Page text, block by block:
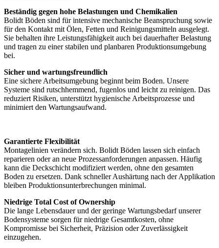
Beständig gegen hohe Belastungen und Chemikalien
Bolidt Böden sind für intensive mechanische Beanspruchung sowie
für den Kontakt mit Ölen, Fetten und Reinigungsmitteln ausgelegt.
Sie behalten ihre Leistungsfähigkeit auch bei dauerhafter Belastung
und tragen zu einer stabilen und planbaren Produktionsumgebung
bei.
Sicher und wartungsfreundlich
Eine sichere Arbeitsumgebung beginnt beim Boden. Unsere
Systeme sind rutschhemmend, fugenlos und leicht zu reinigen. Das
reduziert Risiken, unterstützt hygienische Arbeitsprozesse und
minimiert den Wartungsaufwand.
Garantierte Flexibilität
Montagelinien verändern sich. Bolidt Böden lassen sich einfach
reparieren oder an neue Prozessanforderungen anpassen. Häufig
kann die Deckschicht modifiziert werden, ohne den gesamten
Boden zu ersetzen. Dank schneller Aushärtung nach der Applikation
bleiben Produktionsunterbrechungen minimal.
Niedrige Total Cost of Ownership
Die lange Lebensdauer und der geringe Wartungsbedarf unserer
Bodensysteme sorgen für niedrige Gesamtkosten, ohne
Kompromisse bei Sicherheit, Präzision oder Zuverlässigkeit
einzugehen.